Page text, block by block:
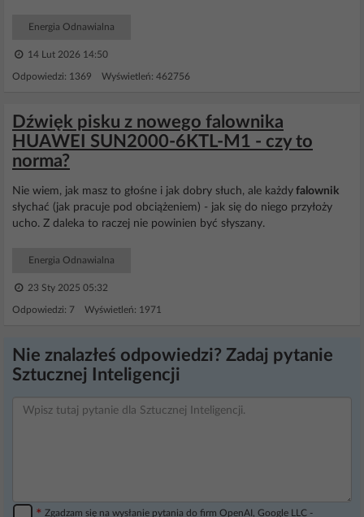
Energia Odnawialna
14 Lut 2026 14:50
Odpowiedzi: 1369 Wyświetleń: 462756
Dźwięk pisku z nowego falownika
HUAWEI SUN2000-6KTL-M1 - czy to
norma?
Nie wiem, jak masz to głośne i jak dobry słuch, ale każdy falownik
słychać (jak pracuje pod obciążeniem) - jak się do niego przyłoży
ucho. Z daleka to raczej nie powinien być słyszany.
Energia Odnawialna
23 Sty 2025 05:32
Odpowiedzi: 7 Wyświetleń: 1971
Nie znalazłeś odpowiedzi? Zadaj pytanie
Sztucznej Inteligencji
Zgadzam się na wysłanie pytania do firm OpenAI, Google LLC -